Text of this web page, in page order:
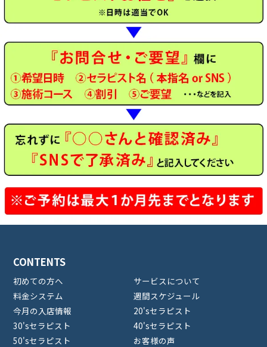
CONTENTS
初めての方へ
サービスについて
料金システム
週間スケジュール
今月の入店情報
20'sセラピスト
30'sセラピスト
40'sセラピスト
50'sセラピスト
お客様の声